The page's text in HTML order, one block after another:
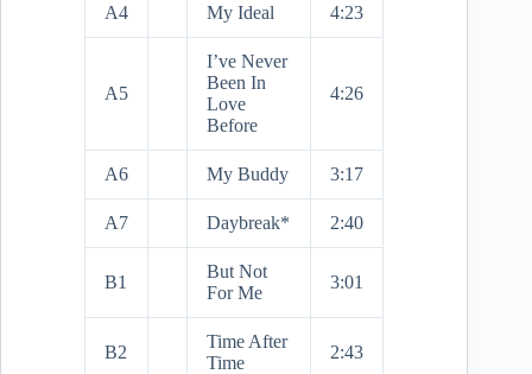
A4 My Ideal 4:23
A5
I’ve Never
Been In
Love
Before
4:26
A6 My Buddy 3:17
A7 Daybreak* 2:40
B1
But Not
For Me
3:01
B2
Time After
Time
2:43